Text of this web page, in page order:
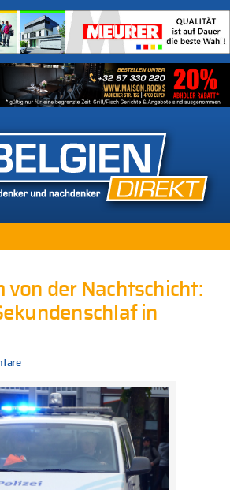
von der Nachtschicht:
in